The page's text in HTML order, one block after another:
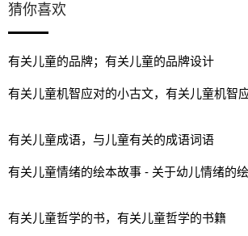
猜你喜欢
有关儿童的品牌；有关儿童的品牌设计
有关儿童机智应对的小古文，有关儿童机智
有关儿童成语，与儿童有关的成语词语
有关儿童情绪的绘本故事 - 关于幼儿情绪的
有关儿童哲学的书，有关儿童哲学的书籍